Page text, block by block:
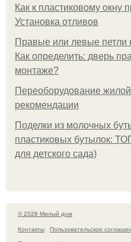
Как к пластиковому окну
Установка отливов
Правые или левые петли
Как определить: дверь
монтаже?
Переоборудование
рекомендации
Поделки из молочных
пластиковых бутылок:
для детского сада)
© 2026 Милый дом
Контакты
Пользовательское